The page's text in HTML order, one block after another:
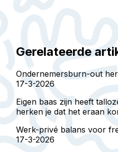
Gerelateerde
Ondernemersburn-out
17-3-2026
Eigen baas zijn heeft
herken je dat het eraan
Werk-privé balans voor
17-3-2026